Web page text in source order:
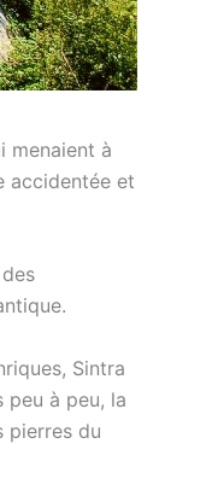
menaient à
accidentée et
Sintra
peu à peu, la
pierres du